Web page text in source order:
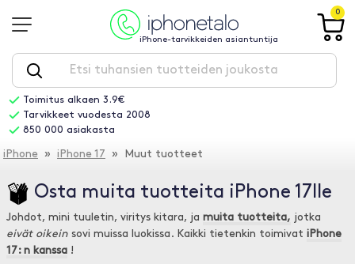
iPhone-tarvikkeiden asiantuntija
0
Toimitus alkaen 3.9€
Tarvikkeet vuodesta 2008
850 000 asiakasta
iPhone » iPhone 17 » Muut tuotteet
Osta muita tuotteita iPhone 17lle
Johdot, mini tuuletin, viritys kitara, ja muita tuotteita, jotka
eivät oikein sovi muissa luokissa. Kaikki tietenkin toimivat iPhone
17: n kanssa !